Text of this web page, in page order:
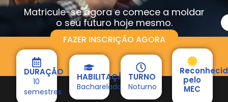
Matricule-se agora e comece a moldar
o seu futuro hoje mesmo.
FAZER INSCRIÇÃO AGORA
DURAÇÃO
10
semestres
HABILITAÇÃO
Bacharelado
TURNO
Noturno
pelo
MEC